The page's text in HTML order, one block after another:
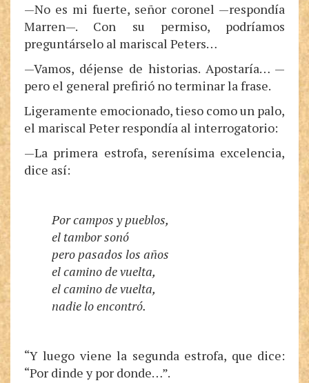
—No es mi fuerte, señor coronel —respondía
Marren—. Con su permiso, podríamos
preguntárselo al mariscal Peters…
—Vamos, déjense de historias. Apostaría… —
pero el general prefirió no terminar la frase.
Ligeramente emocionado, tieso como un palo,
el mariscal Peter respondía al interrogatorio:
—La primera estrofa, serenísima excelencia,
dice así:
Por campos y pueblos,
el tambor sonó
pero pasados los años
el camino de vuelta,
el camino de vuelta,
nadie lo encontró.
“Y luego viene la segunda estrofa, que dice:
“Por dinde y por donde…”.